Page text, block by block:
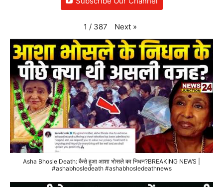
1 / 387 Next »
Asha Bhosle Death: कैसे हुआ आशा भोसले का निधन?BREAKING NEWS |
#ashabhosledeath #ashabhosledeathnews